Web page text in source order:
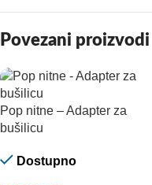
Povezani proizvodi
Pop nitne – Adapter za
bušilicu
Dostupno